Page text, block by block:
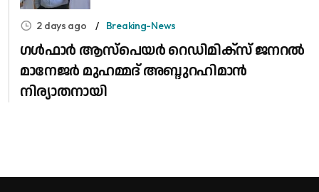
2 days ago Breaking-News
​ഗൾഫാർ ആസ്പെയർ റെഡിമിക്സ് ജനറൽ
മാനേജർ മുഹമ്മദ് അബ്ദുറഹിമാൻ
നിര്യാതനായി